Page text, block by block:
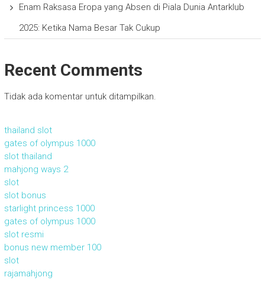
Enam Raksasa Eropa yang Absen di Piala Dunia Antarklub
2025: Ketika Nama Besar Tak Cukup
Recent Comments
Tidak ada komentar untuk ditampilkan.
thailand slot
gates of olympus 1000
slot thailand
mahjong ways 2
slot
slot bonus
starlight princess 1000
gates of olympus 1000
slot resmi
bonus new member 100
slot
rajamahjong